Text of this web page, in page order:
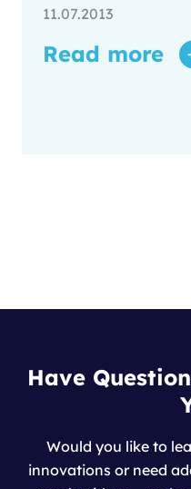
11.07.2013
Read more
Have
Would you like to
innovations or need